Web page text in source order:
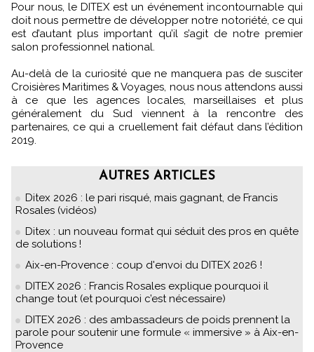
Pour nous, le DITEX est un événement incontournable qui
doit nous permettre de développer notre notoriété, ce qui
est d’autant plus important qu’il s’agit de notre premier
salon professionnel national.
Au-delà de la curiosité que ne manquera pas de susciter
Croisières Maritimes & Voyages, nous nous attendons aussi
à ce que les agences locales, marseillaises et plus
généralement du Sud viennent à la rencontre des
partenaires, ce qui a cruellement fait défaut dans l’édition
2019.
AUTRES ARTICLES
Ditex 2026 : le pari risqué, mais gagnant, de Francis
Rosales (vidéos)
Ditex : un nouveau format qui séduit des pros en quête
de solutions !
Aix-en-Provence : coup d'envoi du DITEX 2026 !
DITEX 2026 : Francis Rosales explique pourquoi il
change tout (et pourquoi c’est nécessaire)
DITEX 2026 : des ambassadeurs de poids prennent la
parole pour soutenir une formule « immersive » à Aix-en-
Provence